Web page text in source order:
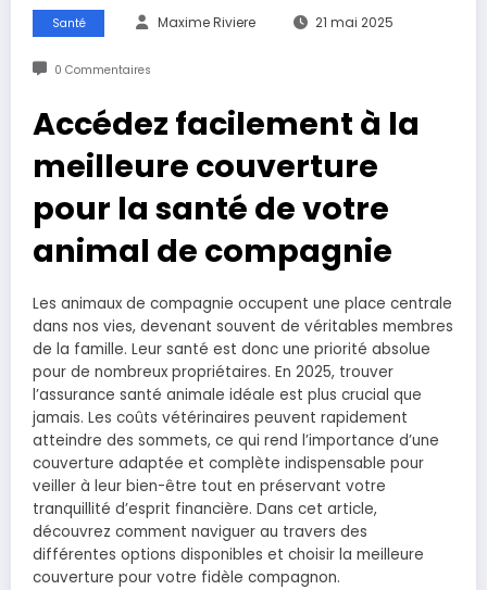
Santé Maxime Riviere 21 mai 2025
0 Commentaires
Accédez facilement à la
meilleure couverture
pour la santé de votre
animal de compagnie
Les animaux de compagnie occupent une place centrale
dans nos vies, devenant souvent de véritables membres
de la famille. Leur santé est donc une priorité absolue
pour de nombreux propriétaires. En 2025, trouver
l’assurance santé animale idéale est plus crucial que
jamais. Les coûts vétérinaires peuvent rapidement
atteindre des sommets, ce qui rend l’importance d’une
couverture adaptée et complète indispensable pour
veiller à leur bien-être tout en préservant votre
tranquillité d’esprit financière. Dans cet article,
découvrez comment naviguer au travers des
différentes options disponibles et choisir la meilleure
couverture pour votre fidèle compagnon.